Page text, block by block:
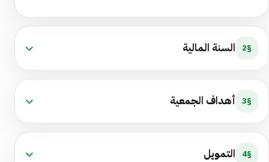
§2 السنة المالية
§3 أهداف الجمعية
§4 التمويل